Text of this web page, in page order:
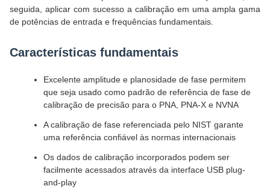
seguida, aplicar com sucesso a calibração em uma ampla gama
de potências de entrada e frequências fundamentais.
Características fundamentais
Excelente amplitude e planosidade de fase permitem
que seja usado como padrão de referência de fase de
calibração de precisão para o PNA, PNA-X e NVNA
A calibração de fase referenciada pelo NIST garante
uma referência confiável às normas internacionais
Os dados de calibração incorporados podem ser
facilmente acessados através da interface USB plug-
and-play